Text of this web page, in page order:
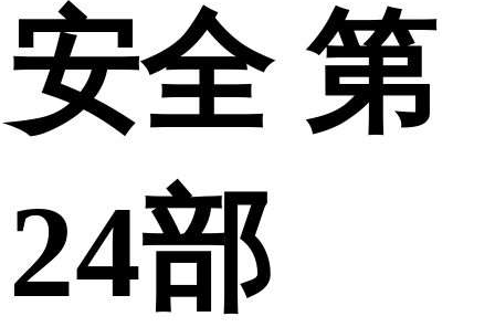
安全 第
24部